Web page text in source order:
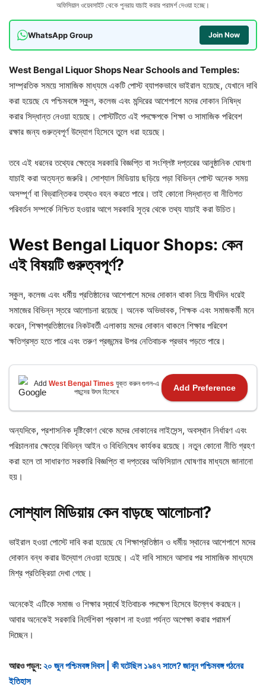
অফিসিয়াল ওয়েবসাইট থেকে পুনরায় যাচাই করার পরামর্শ দেওয়া হচ্ছে।
WhatsApp Group Join Now
West Bengal Liquor Shops Near Schools and Temples:
সাম্প্রতিক সময়ে সামাজিক মাধ্যমে একটি পোস্ট ব্যাপকভাবে ভাইরাল হয়েছে, যেখানে দাবি
করা হয়েছে যে পশ্চিমবঙ্গে স্কুল, কলেজ এবং মন্দিরের আশেপাশে মদের দোকান নিষিদ্ধ
করার সিদ্ধান্ত নেওয়া হয়েছে। পোস্টটিতে এই পদক্ষেপকে শিক্ষা ও সামাজিক পরিবেশ
রক্ষার জন্য গুরুত্বপূর্ণ উদ্যোগ হিসেবে তুলে ধরা হয়েছে।
তবে এই ধরনের তথ্যের ক্ষেত্রে সরকারি বিজ্ঞপ্তি বা সংশ্লিষ্ট দপ্তরের আনুষ্ঠানিক ঘোষণা
যাচাই করা অত্যন্ত জরুরি। সোশ্যাল মিডিয়ায় ছড়িয়ে পড়া বিভিন্ন পোস্ট অনেক সময়
অসম্পূর্ণ বা বিভ্রান্তিকর তথ্যও বহন করতে পারে। তাই কোনো সিদ্ধান্ত বা নীতিগত
পরিবর্তন সম্পর্কে নিশ্চিত হওয়ার আগে সরকারি সূত্র থেকে তথ্য যাচাই করা উচিত।
West Bengal Liquor Shops: কেন
এইবিষয়টিগুরুত্বপূর্ণ?
স্কুল, কলেজ এবং ধর্মীয় প্রতিষ্ঠানের আশেপাশে মদের দোকান থাকা নিয়ে দীর্ঘদিন ধরেই
সমাজের বিভিন্ন স্তরে আলোচনা রয়েছে। অনেক অভিভাবক, শিক্ষক এবং সমাজকর্মী মনে
করেন, শিক্ষাপ্রতিষ্ঠানের নিকটবর্তী এলাকায় মদের দোকান থাকলে শিক্ষার পরিবেশ
ক্ষতিগ্রস্ত হতে পারে এবং তরুণ প্রজন্মের উপর নেতিবাচক প্রভাব পড়তে পারে।
Add West Bengal Times যুক্ত করুন গুগল-এ
পছন্দের উৎস হিসেবে
Add Preference
অন্যদিকে, প্রশাসনিক দৃষ্টিকোণ থেকে মদের দোকানের লাইসেন্স, অবস্থান নির্ধারণ এবং
পরিচালনার ক্ষেত্রে বিভিন্ন আইন ও বিধিনিষেধ কার্যকর রয়েছে। নতুন কোনো নীতি গ্রহণ
করা হলে তা সাধারণত সরকারি বিজ্ঞপ্তি বা দপ্তরের অফিসিয়াল ঘোষণার মাধ্যমে জানানো
হয়।
সোশ্যালমিডিয়ায়কেনবাড়ছেআলোচনা?
ভাইরাল হওয়া পোস্টে দাবি করা হয়েছে যে শিক্ষাপ্রতিষ্ঠান ও ধর্মীয় স্থানের আশেপাশে মদের
দোকান বন্ধ করার উদ্যোগ নেওয়া হয়েছে। এই দাবি সামনে আসার পর সামাজিক মাধ্যমে
মিশ্র প্রতিক্রিয়া দেখা গেছে।
অনেকেই এটিকে সমাজ ও শিক্ষার স্বার্থে ইতিবাচক পদক্ষেপ হিসেবে উল্লেখ করছেন।
আবার অনেকেই সরকারি নির্দেশিকা প্রকাশ না হওয়া পর্যন্ত অপেক্ষা করার পরামর্শ
দিচ্ছেন।
আরও পড়ুন:২০ জুন পশ্চিমবঙ্গ দিবস | কী ঘটেছিল ১৯৪৭ সালে? জানুন পশ্চিমবঙ্গ গঠনের
ইতিহাস